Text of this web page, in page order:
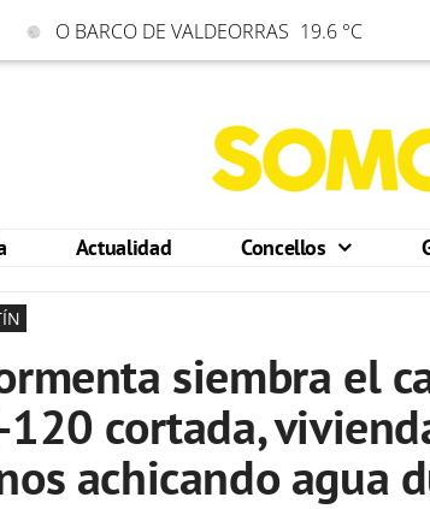
O BARCO DE VALDEORRAS 19.6 °C
Actualidad Concellos
siembra el
cortada,
achicando agua